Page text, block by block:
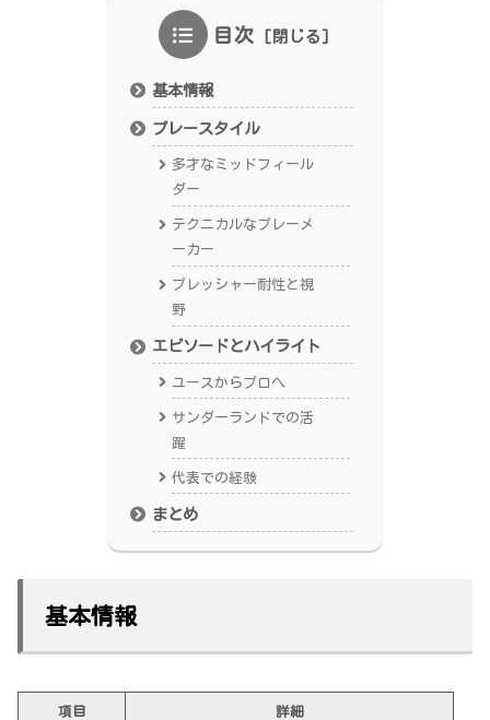
目次
基本情報
プレースタイル
多才なミッドフィール
ダー
テクニカルなプレーメ
ーカー
プレッシャー耐性と視
野
エピソードとハイライト
ユースからプロへ
サンダーランドでの活
躍
代表での経験
まとめ
基本情報
項目 詳細